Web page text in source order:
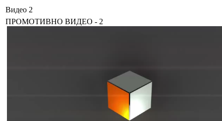
Видео 2
ПРОМОТИВНО ВИДЕО - 2